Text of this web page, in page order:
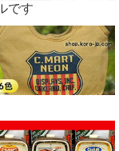
です